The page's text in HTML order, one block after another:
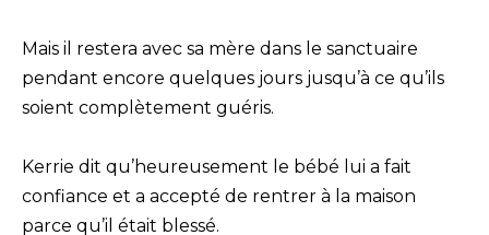
Mais il restera avec sa mère dans le sanctuaire
pendant encore quelques jours jusqu’à ce qu’ils
soient complètement guéris.
Kerrie dit qu’heureusement le bébé lui a fait
confiance et a accepté de rentrer à la maison
parce qu’il était blessé.